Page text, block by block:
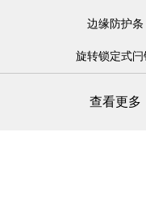
边缘防护条
旋转锁定式闩
查看更多